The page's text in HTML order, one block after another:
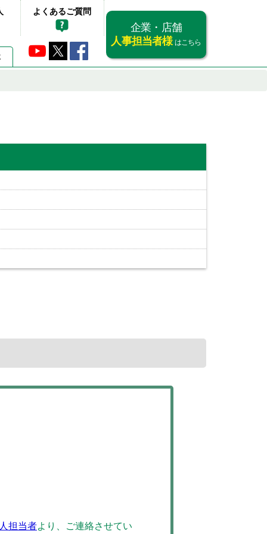
よくあるご質問
企業・店舗
人事担当者様 はこちら
担当者より、ご連絡させてい